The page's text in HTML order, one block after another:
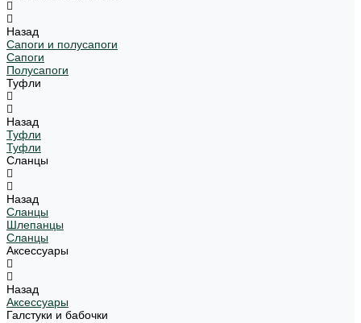
Назад
Сапоги и полусапоги
Сапоги
Полусапоги
Туфли
Назад
Туфли
Туфли
Сланцы
Назад
Сланцы
Шлепанцы
Сланцы
Аксессуары
Назад
Аксессуары
Галстуки и бабочки